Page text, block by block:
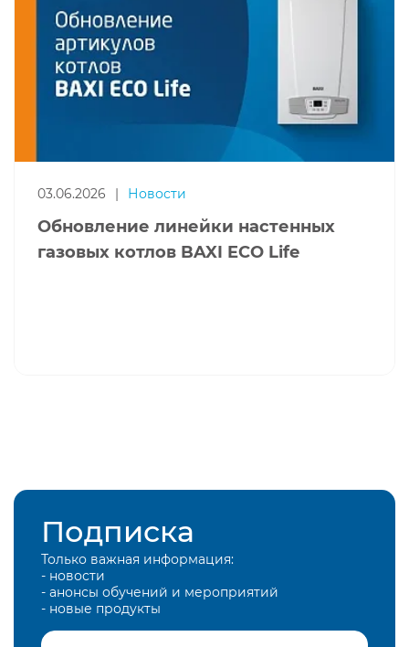
03.06.2026 Новости
Обновление линейки настенных
газовых котлов BAXI ECO Life
Подписка
Только важная информация:
- новости
- анонсы обучений и мероприятий
- новые продукты